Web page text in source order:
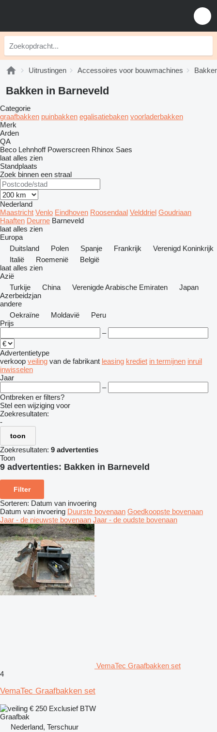
Uitrustingen Accessoires voor bouwmachines
Bakken in Barneveld
Categorie
graafbakken puinbakken egalisatiebaken voorladerbakken
Merk
Arden
QA
Beco Lehnhoff Powerscreen Rhinox Saes
laat alles zien
Standplaats
Zoek binnen een straal
Nederland
Maastricht Venlo Eindhoven Roosendaal Velddriel Goudriaan
Haaften Deurne Barneveld
laat alles zien
Europa
Duitsland
Polen Spanje Frankrijk
Verenigd Koninkrijk
Italië
Roemenië
België
laat alles zien
Azië
Turkije
China Verenigde Arabische Emiraten
Japan
Azerbeidzjan
andere
Oekraïne
Moldavië
Peru
Prijs
–
Advertentietype
verkoop veiling van de fabrikant leasing krediet in termijnen inruil
inwisselen
Jaar
–
Ontbreken er filters?
Stel een wijziging voor
Zoekresultaten:
-
toon
Zoekresultaten: 9 advertenties
Toon
9 advertenties: Bakken in Barneveld
Filter
Sorteren: Datum van invoering
Datum van invoering Duurste bovenaan Goedkoopste bovenaan
Jaar - de nieuwste bovenaan Jaar - de oudste bovenaan
VemaTec Graafbakken set
4
VemaTec Graafbakken set
€ 250 Exclusief BTW
Graafbak
Nederland, Terschuur